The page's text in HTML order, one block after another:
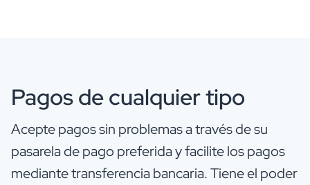
Pagos de cualquier tipo
Acepte pagos sin problemas a través de su
pasarela de pago preferida y facilite los pagos
mediante transferencia bancaria. Tiene el poder